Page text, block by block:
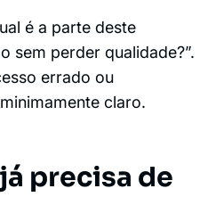
é a parte deste
sem perder qualidade?”.
errado ou
claro.
precisa de